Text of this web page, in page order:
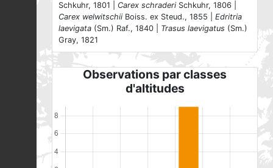
Schkuhr, 1801 | Carex schraderi Schkuhr, 1806 |
Carex welwitschii Boiss. ex Steud., 1855 | Edritria
laevigata (Sm.) Raf., 1840 | Trasus laevigatus (Sm.)
Gray, 1821
Observations par classes
d'altitudes